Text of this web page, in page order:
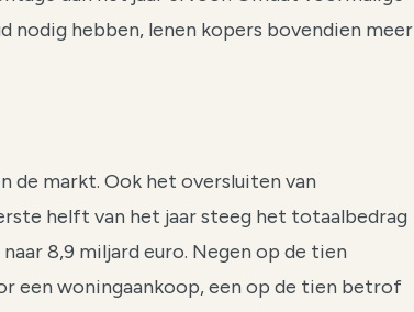
nodig hebben, lenen kopers bovendien meer
de markt. Ook het oversluiten van
helft van het jaar steeg het totaalbedrag
8,9 miljard euro. Negen op de tien
een woningaankoop, een op de tien betrof